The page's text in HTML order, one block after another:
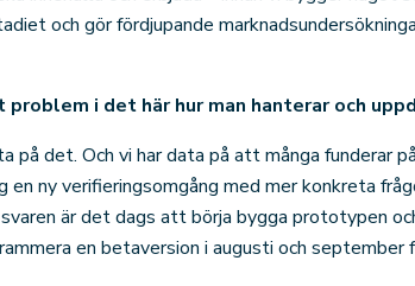
och gör fördjupande
i det här hur man hanterar och
på det. Och vi har data på att många funderar
en ny verifieringsomgång med mer konkreta
är det dags att börja bygga prototypen
en betaversion i augusti och